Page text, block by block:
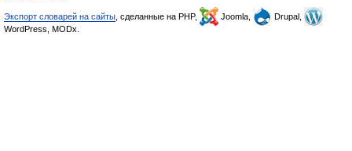
Экспорт словарей на сайты , сделанные на PHP, Joomla,
Drupal,
WordPress, MODx.